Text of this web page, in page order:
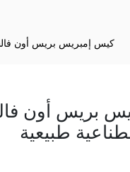
كيس إمبريس بريس أون
بريس أون
طبيعية